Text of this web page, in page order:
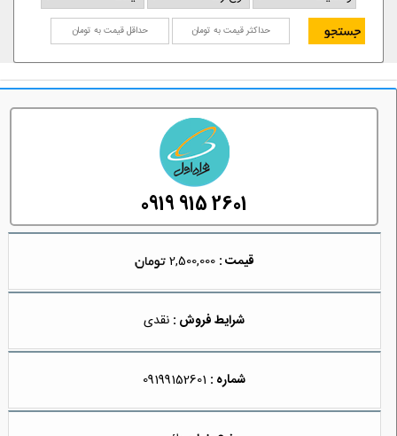
0919 915 2601
قیمت : 2,500,000
شرایط فروش : نقدی
شماره : 09199152601